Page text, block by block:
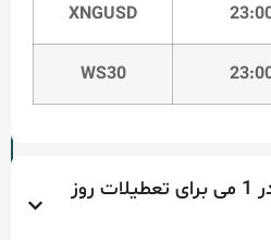
XNGUSD
معاملاتی در 1 می برای تعطیلات روز